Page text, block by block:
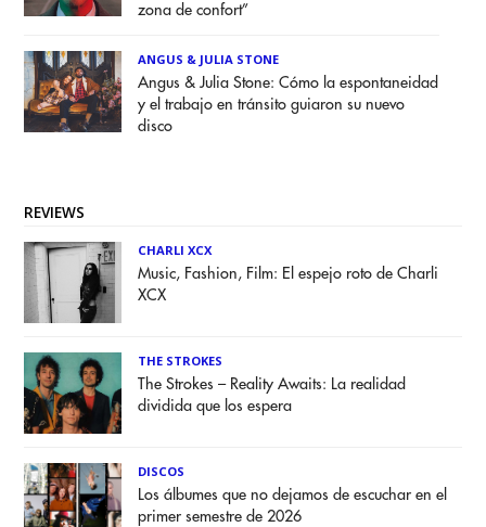
zona de confort”
ANGUS & JULIA STONE
Angus & Julia Stone: Cómo la espontaneidad
y el trabajo en tránsito guiaron su nuevo
disco
REVIEWS
CHARLI XCX
Music, Fashion, Film: El espejo roto de Charli
XCX
THE STROKES
The Strokes – Reality Awaits: La realidad
dividida que los espera
DISCOS
Los álbumes que no dejamos de escuchar en el
primer semestre de 2026